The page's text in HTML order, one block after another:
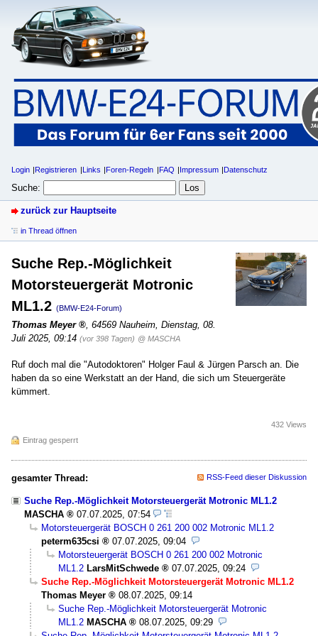
Login Registrieren Links Foren-Regeln FAQ Impressum Datenschutz
Suche:
zurück zur Hauptseite
in Thread öffnen
Suche Rep.-Möglichkeit
Motorsteuergerät Motronic
ML1.2 (BMW-E24-Forum)
Thomas Meyer 64569 Nauheim Dienstag, 08.
Juli 2025, 09:14 (vor 398 Tagen) @ MASCHA
Ruf doch mal die "Autodoktoren" Holger Faul & Jürgen Parsch an. Die
haben da so eine Werkstatt an der Hand, die sich um Steuergeräte
kümmert.
Eintrag gesperrt
432 Views
gesamter Thread: RSS-Feed dieser Diskussion
Suche Rep.-Möglichkeit Motorsteuergerät Motronic ML1.2
MASCHA
07.07.2025, 07:54
Motorsteuergerät BOSCH 0 261 200 002 Motronic ML1.2
peterm635csi
07.07.2025, 09:04
Motorsteuergerät BOSCH 0 261 200 002 Motronic
ML1.2 LarsMitSchwede
07.07.2025, 09:24
Suche Rep.-Möglichkeit Motorsteuergerät Motronic ML1.2
Thomas Meyer
08.07.2025, 09:14
Suche Rep.-Möglichkeit Motorsteuergerät Motronic
ML1.2 MASCHA
08.07.2025, 09:29